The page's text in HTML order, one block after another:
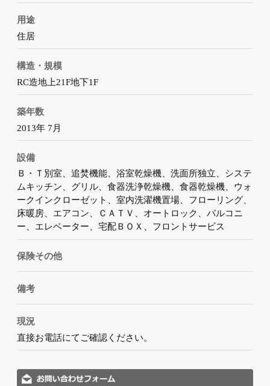
用途
住居
構造・規模
RC造地上21F地下1F
築年数
2013年 7月
設備
Ｂ・Ｔ別室、追焚機能、浴室乾燥機、洗面所独立、システ
ムキッチン、グリル、食器洗浄乾燥機、食器乾燥機、ウォ
ークインクローゼット、室内洗濯機置場、フローリング、
床暖房、エアコン、ＣＡＴＶ、オートロック、バルコニ
ー、エレベーター、宅配ＢＯＸ、フロントサービス
保険その他
備考
現況
直接お電話にてご確認ください。